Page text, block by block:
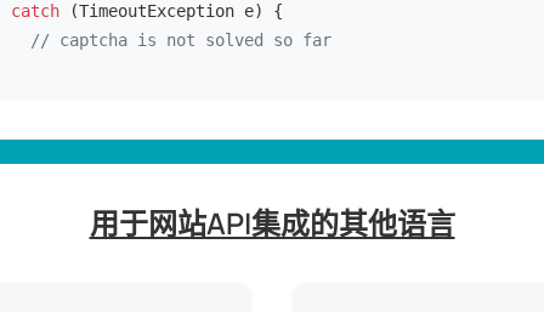
catch (TimeoutException e) {
// captcha is not solved so far
用于网站API集成的其他语言